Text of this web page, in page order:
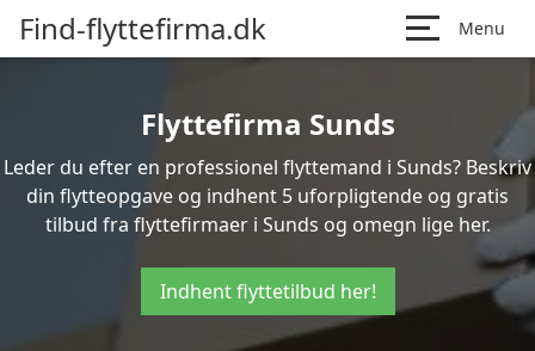
Find-flyttefirma.dk Menu
Flyttefirma Sunds
Leder du efter en professionel flyttemand i Sunds? Beskriv
din flytteopgave og indhent 5 uforpligtende og gratis
tilbud fra flyttefirmaer i Sunds og omegn lige her.
Indhent flyttetilbud her!